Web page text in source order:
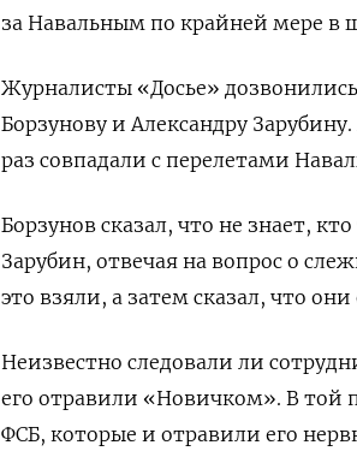
за Навальным по крайней мере в
Журналисты «Досье»
Борзунову и Александру
раз совпадали с перелетами
Борзунов сказал, что не знает,
Зарубин, отвечая на вопрос о
это взяли, а затем сказал, что
Неизвестно следовали ли
его отравили «Новичком». В той
ФСБ, которые и отравили его